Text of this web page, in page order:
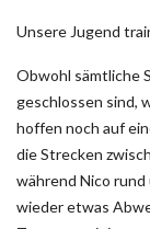
Unsere Jugend
Obwohl sämtliche
geschlossen sind,
hoffen noch auf
die Strecken
während Nico
wieder etwas